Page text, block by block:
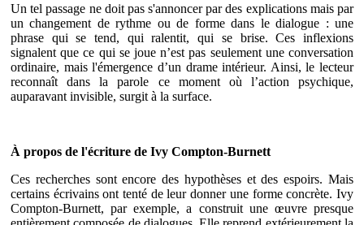
Un tel passage ne doit pas s'annoncer par des explications mais par
un changement de rythme ou de forme dans le dialogue : une
phrase qui se tend, qui ralentit, qui se brise. Ces inflexions
signalent que ce qui se joue n’est pas seulement une conversation
ordinaire, mais l'émergence d’un drame intérieur. Ainsi, le lecteur
reconnaît dans la parole ce moment où l’action psychique,
auparavant invisible, surgit à la surface.
À propos de l'écriture de Ivy Compton-Burnett
Ces recherches sont encore des hypothèses et des espoirs. Mais
certains écrivains ont tenté de leur donner une forme concrète. Ivy
Compton-Burnett, par exemple, a construit une œuvre presque